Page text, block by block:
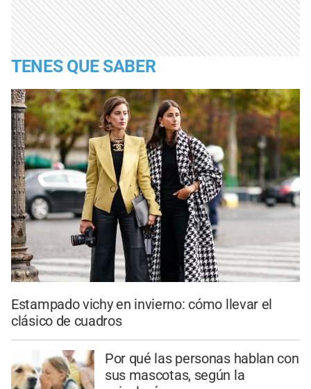
TENES QUE SABER
Estampado vichy en invierno: cómo llevar el
clásico de cuadros
Por qué las personas hablan con
sus mascotas, según la